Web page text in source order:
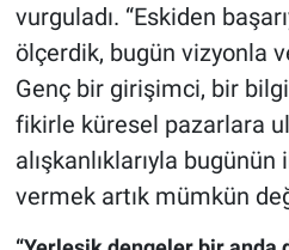
vurguladı. “Eskiden
ölçerdik, bugün vizyonla
Genç bir girişimci, bir
fikirle küresel pazarlara
alışkanlıklarıyla
vermek artık mümkün